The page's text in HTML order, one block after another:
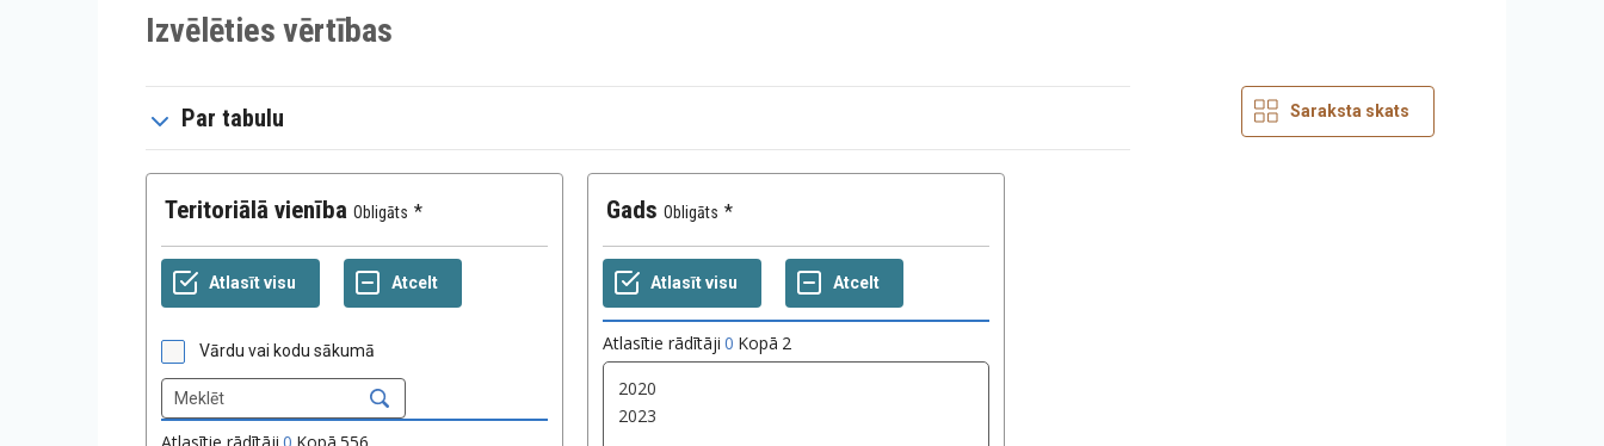
Izvēlēties vērtības
Par tabulu
Teritoriālā vienība Obligāts
Vārdu vai kodu sākumā
Gads Obligāts
Atlasītie rādītāji 0 Kopā 2